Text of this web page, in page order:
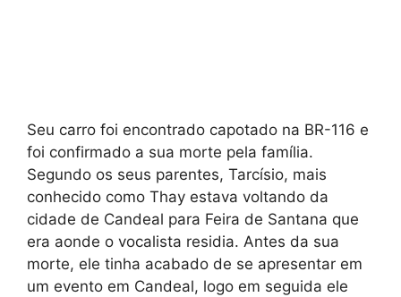
Seu carro foi encontrado capotado na BR-116 e
foi confirmado a sua morte pela família.
Segundo os seus parentes, Tarcísio, mais
conhecido como Thay estava voltando da
cidade de Candeal para Feira de Santana que
era aonde o vocalista residia. Antes da sua
morte, ele tinha acabado de se apresentar em
um evento em Candeal, logo em seguida ele